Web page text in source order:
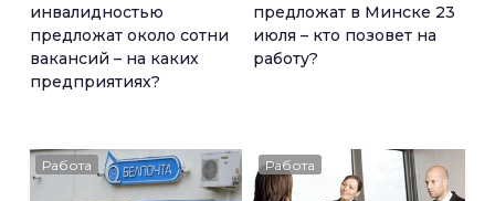
инвалидностью
предложат около сотни
вакансий – на каких
предприятиях?
предложат в Минске 23
июля – кто позовет на
работу?
Работа Работа